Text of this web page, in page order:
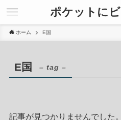
ポケットに
ホーム E国
E国 – tag –
記事が見つかりませんでした。